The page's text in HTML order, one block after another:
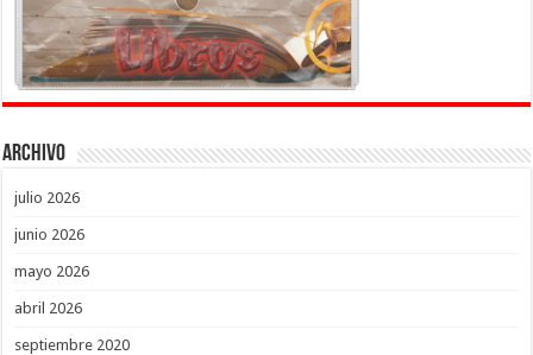
Archivo
julio 2026
junio 2026
mayo 2026
abril 2026
septiembre 2020